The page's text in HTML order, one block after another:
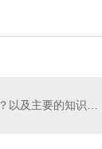
钢木装甲门优势有哪些？以及主要的知识分享！